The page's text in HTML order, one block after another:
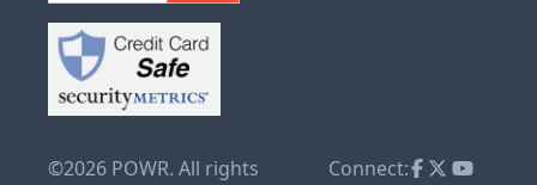
©2026 POWR. All rights
Connect: